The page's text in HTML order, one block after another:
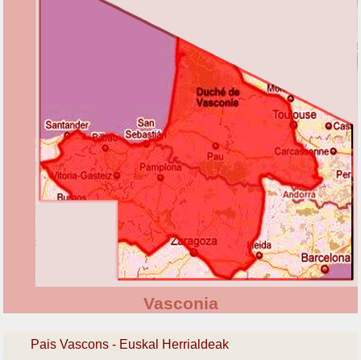
Vasconia
Pais Vascons - Euskal Herrialdeak